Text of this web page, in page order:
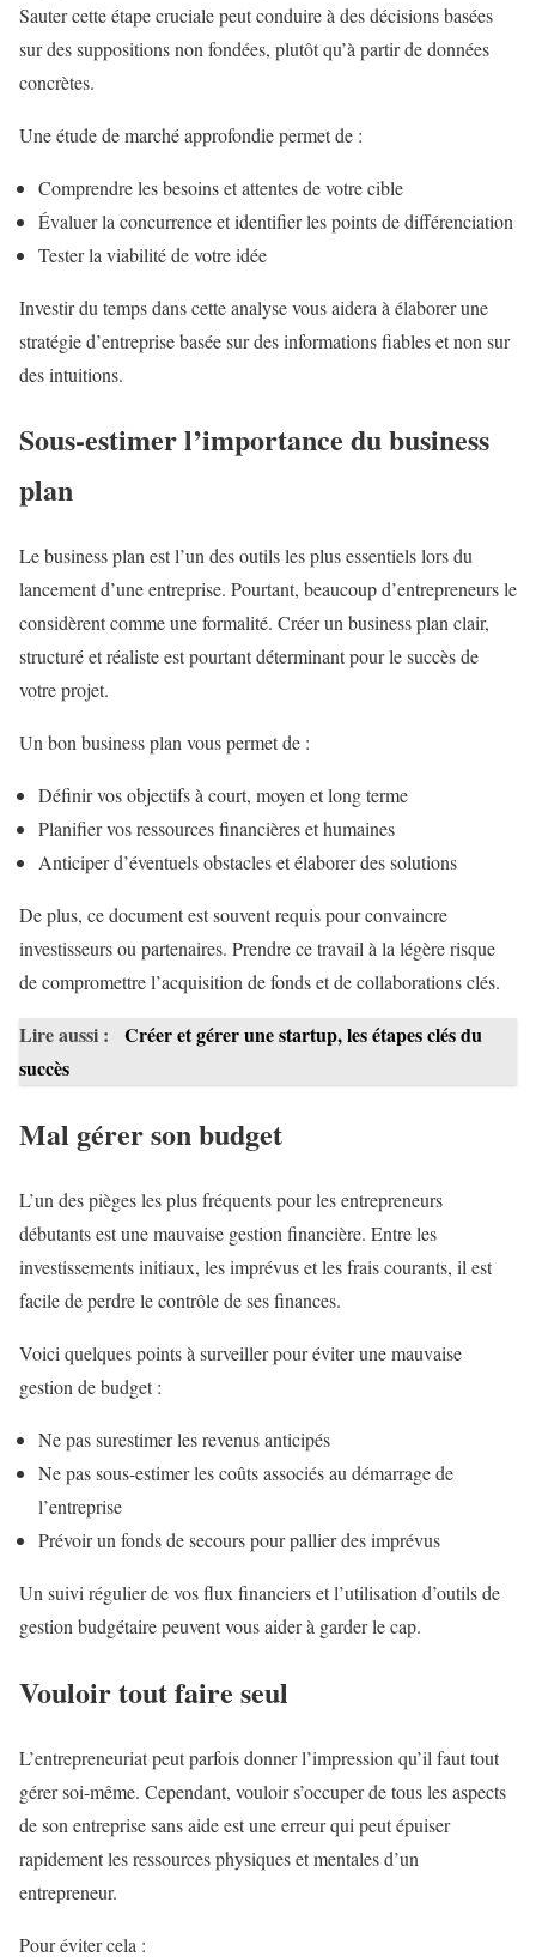
Sauter cette étape cruciale peut conduire à des décisions basées
sur des suppositions non fondées, plutôt qu’à partir de données
concrètes.
Une étude de marché approfondie permet de :
Comprendre les besoins et attentes de votre cible
Évaluer la concurrence et identifier les points de différenciation
Tester la viabilité de votre idée
Investir du temps dans cette analyse vous aidera à élaborer une
stratégie d’entreprise basée sur des informations fiables et non sur
des intuitions.
Sous-estimer l’importance du business
plan
Le business plan est l’un des outils les plus essentiels lors du
lancement d’une entreprise. Pourtant, beaucoup d’entrepreneurs le
considèrent comme une formalité. Créer un business plan clair,
structuré et réaliste est pourtant déterminant pour le succès de
votre projet.
Un bon business plan vous permet de :
Définir vos objectifs à court, moyen et long terme
Planifier vos ressources financières et humaines
Anticiper d’éventuels obstacles et élaborer des solutions
De plus, ce document est souvent requis pour convaincre
investisseurs ou partenaires. Prendre ce travail à la légère risque
de compromettre l’acquisition de fonds et de collaborations clés.
Lire aussi :
Créer et gérer une startup, les étapes clés du
succès
Mal gérer son budget
L’un des pièges les plus fréquents pour les entrepreneurs
débutants est une mauvaise gestion financière. Entre les
investissements initiaux, les imprévus et les frais courants, il est
facile de perdre le contrôle de ses finances.
Voici quelques points à surveiller pour éviter une mauvaise
gestion de budget :
Ne pas surestimer les revenus anticipés
Ne pas sous-estimer les coûts associés au démarrage de
l’entreprise
Prévoir un fonds de secours pour pallier des imprévus
Un suivi régulier de vos flux financiers et l’utilisation d’outils de
gestion budgétaire peuvent vous aider à garder le cap.
Vouloir tout faire seul
L’entrepreneuriat peut parfois donner l’impression qu’il faut tout
gérer soi-même. Cependant, vouloir s’occuper de tous les aspects
de son entreprise sans aide est une erreur qui peut épuiser
rapidement les ressources physiques et mentales d’un
entrepreneur.
Pour éviter cela :